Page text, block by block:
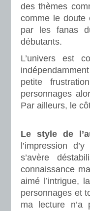
des thèmes
comme le
par les fanas
débutants.
L’univers est
petite
personnages
Par ailleurs, le
Le style de
l’impression
s’avère
connaissance
aimé l’intrigue,
personnages et
ma lecture